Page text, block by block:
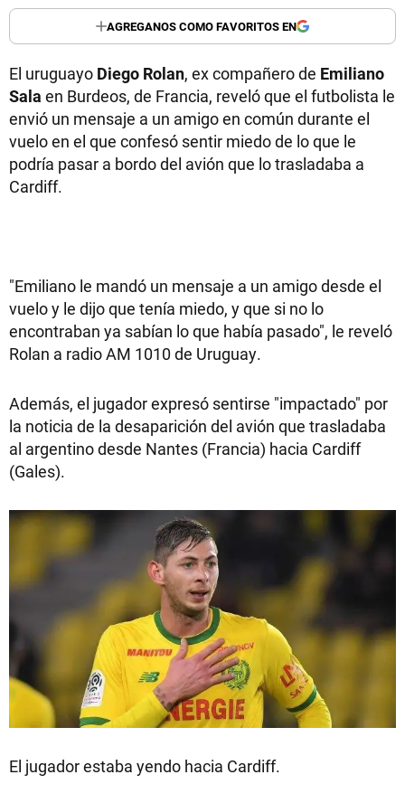
AGREGANOS COMO FAVORITOS EN
El uruguayo Diego Rolan, ex compañero de Emiliano
Sala en Burdeos, de Francia, reveló que el futbolista le
envió un mensaje a un amigo en común durante el
vuelo en el que confesó sentir miedo de lo que le
podría pasar a bordo del avión que lo trasladaba a
Cardiff.
"Emiliano le mandó un mensaje a un amigo desde el
vuelo y le dijo que tenía miedo, y que si no lo
encontraban ya sabían lo que había pasado", le reveló
Rolan a radio AM 1010 de Uruguay.
Además, el jugador expresó sentirse "impactado" por
la noticia de la desaparición del avión que trasladaba
al argentino desde Nantes (Francia) hacia Cardiff
(Gales).
El jugador estaba yendo hacia Cardiff.